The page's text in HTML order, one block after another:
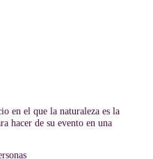
en el que la naturaleza es la
hacer de su evento en una